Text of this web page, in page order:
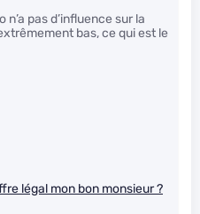
pas d’influence sur la
bas, ce qui est le
légal mon bon monsieur ?